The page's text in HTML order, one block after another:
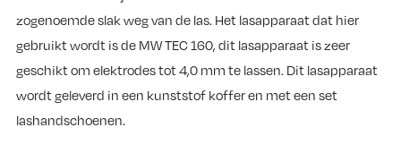
zogenoemde slak weg van de las. Het lasapparaat dat hier
gebruikt wordt is de MW TEC 160, dit lasapparaat is zeer
geschikt om elektrodes tot 4,0 mm te lassen. Dit lasapparaat
wordt geleverd in een kunststof koffer en met een set
lashandschoenen.